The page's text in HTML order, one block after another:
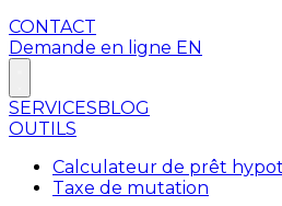
CONTACT
Demande en ligne EN
SERVICESBLOG
OUTILS
Calculateur de prêt
Taxe de mutation